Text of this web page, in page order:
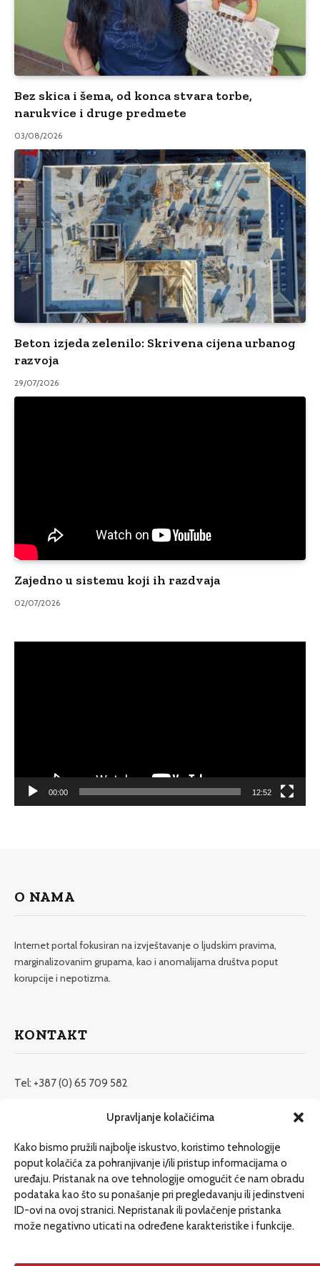
Upravljanje kolačićima
Kako bismo pružili najbolje iskustvo, koristimo tehnologije
poput kolačića za pohranjivanje i/ili pristup informacijama o
uređaju. Pristanak na ove tehnologije omogućit će nam obradu
podataka kao što su ponašanje pri pregledavanju ili jedinstveni
ID-ovi na ovoj stranici. Nepristanak ili povlačenje pristanka
može negativno uticati na određene karakteristike i funkcije.
Bez skica i šema, od konca stvara torbe,
narukvice i druge predmete
03/08/2026
Beton izjeda zelenilo: Skrivena cijena urbanog
razvoja
29/07/2026
Zajedno u sistemu koji ih razdvaja
02/07/2026
00:00 12:52
O NAMA
Internet portal fokusiran na izvještavanje o ljudskim pravima,
marginalizovanim grupama, kao i anomalijama društva poput
korupcije i nepotizma.
KONTAKT
Tel: +387 (0) 65 709 582
redakcija@etrafika.net
Dosije
Drugi pišu
Društvo